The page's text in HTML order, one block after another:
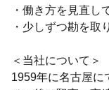
・働き方を見直し
・少しずつ勘を取
＜当社について＞
1959年に名古屋に